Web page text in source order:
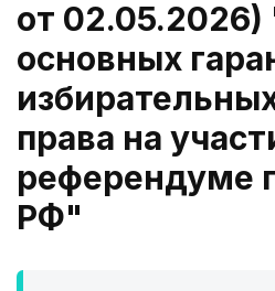
от
основных
права на
референдуме
РФ"